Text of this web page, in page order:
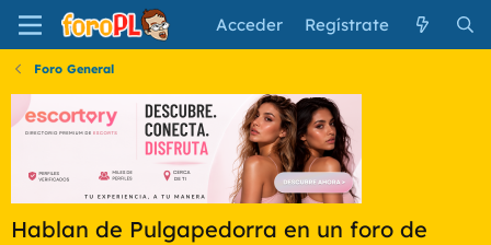
Acceder Regístrate
Foro General
Hablan de Pulgapedorra en un foro de